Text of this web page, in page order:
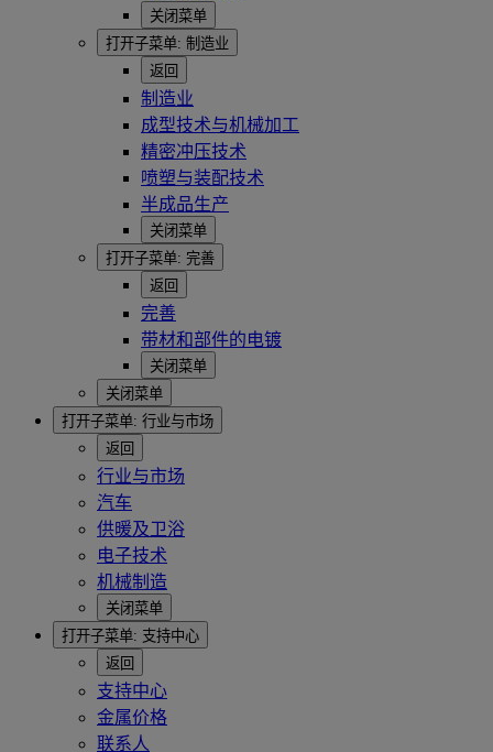
关闭菜单
打开子菜单: 制造业
返回
制造业
成型技术与机械加工
精密冲压技术
喷塑与装配技术
半成品生产
关闭菜单
打开子菜单: 完善
返回
完善
带材和部件的电镀
关闭菜单
关闭菜单
打开子菜单: 行业与市场
返回
行业与市场
汽车
供暖及卫浴
电子技术
机械制造
关闭菜单
打开子菜单: 支持中心
返回
支持中心
金属价格
联系人